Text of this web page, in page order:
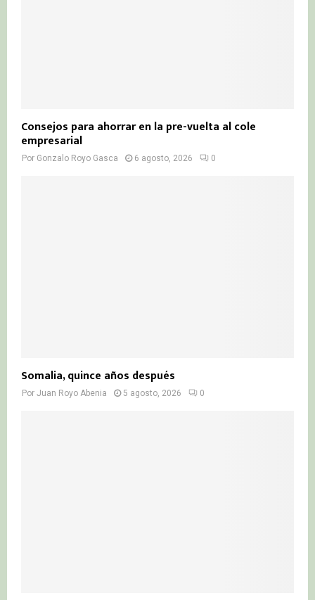
Consejos para ahorrar en la pre-vuelta al cole
empresarial
Por Gonzalo Royo Gasca 6 agosto, 2026 0
Somalia, quince años después
Por Juan Royo Abenia 5 agosto, 2026 0